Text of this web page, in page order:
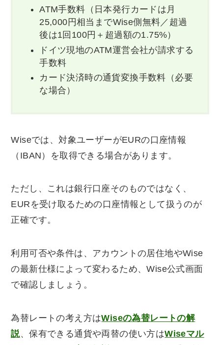
ATM手数料（日本発行カードは月
25,000円相当までWise側無料／超過
後は1回100円＋超過額の1.75%）
ドイツ現地のATM運営会社が請求する
手数料
カード決済時の通貨変換手数料（必要
な場合）
Wiseでは、対象ユーザーがEURの口座情報
（IBAN）を取得できる場合があります。
ただし、これは銀行口座そのものではなく、
EURを受け取るための口座情報として扱うのが
正確です。
利用可否や条件は、アカウントの居住地やWise
の最新仕様によって変わるため、Wise公式画面
で確認しましょう。
為替レートの考え方はWiseの為替レートの解
説、保有できる通貨や両替の使い方はWiseマル